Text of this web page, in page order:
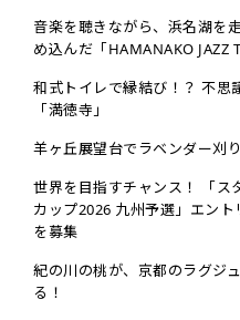
音楽を聴きながら、浜名湖を
め込んだ「HAMANAKO JAZZ
和式トイレで縁結び！？ 不思
「満徳寺」
羊ヶ丘展望台でラベンダー刈
世界を目指すチャンス！ 「ス
カップ2026 九州予選」エン
を募集
紀の川の桃が、京都のラグジ
る！